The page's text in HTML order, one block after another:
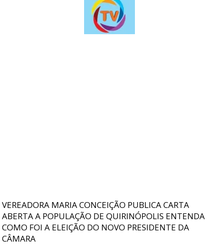
VEREADORA MARIA CONCEIÇÃO PUBLICA CARTA
ABERTA A POPULAÇÃO DE QUIRINÓPOLIS ENTENDA
COMO FOI A ELEIÇÃO DO NOVO PRESIDENTE DA
CÂMARA